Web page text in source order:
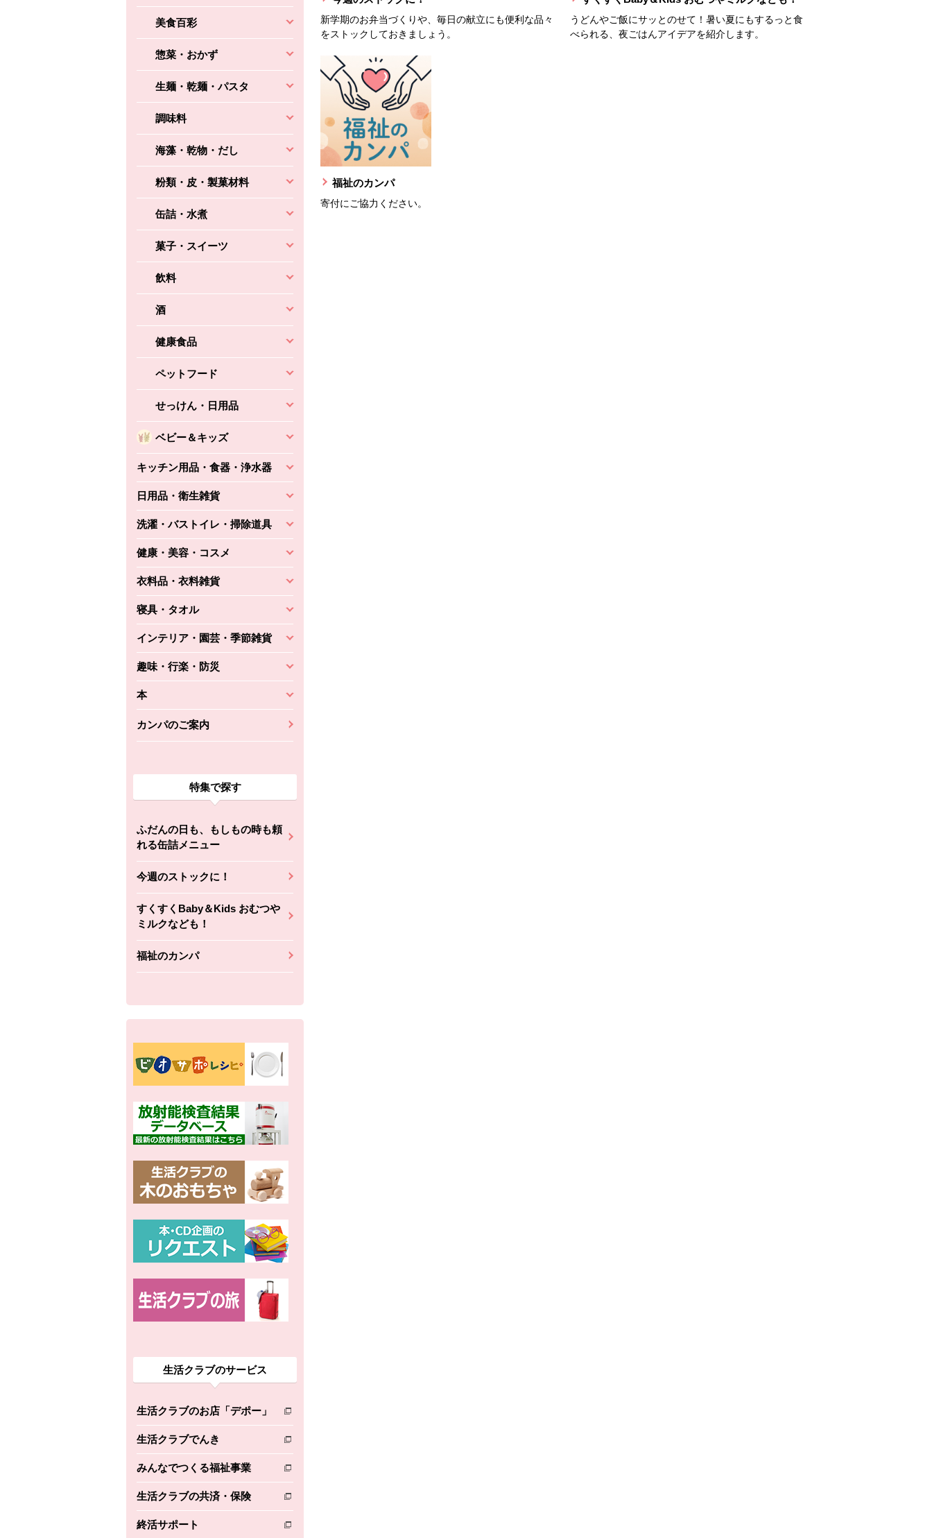
美食百彩
惣菜・おかず
生麺・乾麺・パスタ
調味料
海藻・乾物・だし
粉類・皮・製菓材料
缶詰・水煮
菓子・スイーツ
飲料
酒
健康食品
ペットフード
せっけん・日用品
ベビー＆キッズ
キッチン用品・食器・浄水器
日用品・衛生雑貨
洗濯・バストイレ・掃除道具
健康・美容・コスメ
衣料品・衣料雑貨
寝具・タオル
インテリア・園芸・季節雑貨
趣味・行楽・防災
本
カンパのご案内
特集で探す
ふだんの日も、もしもの時も頼
れる缶詰メニュー
今週のストックに！
すくすくBaby＆Kids おむつや
ミルクなども！
福祉のカンパ
生活クラブのサービス
生活クラブのお店「デポー」
別のウィンドウで開きます。
生活クラブでんき
別のウィンドウで開きます。
みんなでつくる福祉事業
別のウィンドウで開きます。
生活クラブの共済・保険
別のウィンドウで開きます。
終活サポート
別のウィンドウで開きます。
新学期のお弁当づくりや、毎日の献立にも便利な品々
をストックしておきましょう。
うどんやご飯にサッとのせて！暑い夏にもするっと食
べられる、夜ごはんアイデアを紹介します。
福祉のカンパ
寄付にご協力ください。